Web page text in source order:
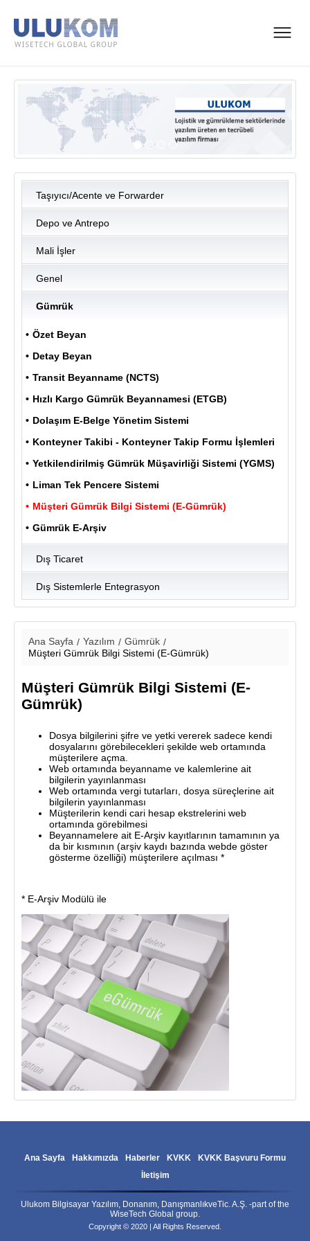
ULUKOM
Taşıyıcı/Acente ve Forwarder
Depo ve Antrepo
Mali İşler
Genel
Gümrük
Özet Beyan
Detay Beyan
Transit Beyanname (NCTS)
Hızlı Kargo Gümrük Beyannamesi (ETGB)
Dolaşım E-Belge Yönetim Sistemi
Konteyner Takibi - Konteyner Takip Formu İşlemleri
Yetkilendirilmiş Gümrük Müşavirliği Sistemi (YGMS)
Liman Tek Pencere Sistemi
Müşteri Gümrük Bilgi Sistemi (E-Gümrük)
Gümrük E-Arşiv
Dış Ticaret
Dış Sistemlerle Entegrasyon
Ana Sayfa Yazılım
Gümrük
Müşteri Gümrük Bilgi Sistemi (E-Gümrük)
Müşteri Gümrük Bilgi Sistemi (E-
Gümrük)
Dosya bilgilerini şifre ve yetki vererek sadece kendi
dosyalarını görebilecekleri şekilde web ortamında
müşterilere açma.
Web ortamında beyanname ve kalemlerine ait
bilgilerin yayınlanması
Web ortamında vergi tutarları, dosya süreçlerine ait
bilgilerin yayınlanması
Müşterilerin kendi cari hesap ekstrelerini web
ortamında görebilmesi
Beyannamelere ait E-Arşiv kayıtlarının tamamının ya
da bir kısmının (arşiv kaydı bazında webde göster
gösterme özelliği) müşterilere açılması *
* E-Arşiv Modülü ile
Ana Sayfa Hakkımızda Haberler KVKK
KVKK Başvuru Formu
İletişim
Ulukom Bilgisayar Yazılım, Donanım, DanışmanlıkveTic. A.Ş. -part of the
WiseTech Global group.
Copyright © 2020 | All Rights Reserved.